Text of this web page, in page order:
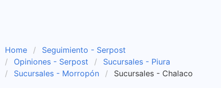
Home
Seguimiento - Serpost
Opiniones - Serpost
Sucursales - Piura
Sucursales - Morropón
Sucursales - Chalaco